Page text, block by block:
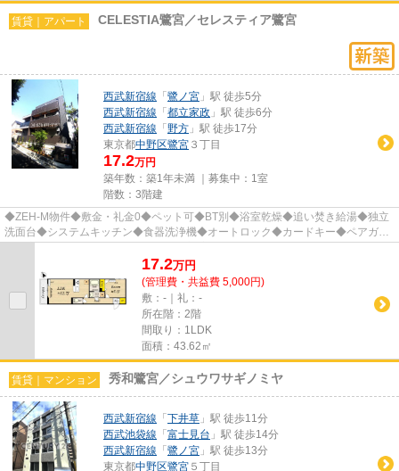
賃貸｜アパート CELESTIA鷺宮／セレスティア鷺宮
西武新宿線 「 鷺ノ宮 」駅 徒歩5分
西武新宿線 「 都立家政 」駅 徒歩6分
西武新宿線 「 野方 」駅 徒歩17分
東京都中野区鷺宮 ３丁目
17.2万円
築年数：築1年未満 ｜募集中： 1室
階数：3階建
◆ZEH-M物件◆敷金・礼金0◆ペット可◆BT別◆浴室乾燥◆追い焚き給湯◆独立
洗面台◆システムキッチン◆食器洗浄機◆オートロック◆カードキー◆ペアガラ
17.2万円
(管理費・共益費 5,000円)
敷：-｜礼：-
所在階：2階
間取り：1LDK
面積：43.62㎡
賃貸｜マンション 秀和鷺宮／シュウワサギノミヤ
西武新宿線 「 下井草 」駅 徒歩11分
西武池袋線 「 富士見台 」駅 徒歩14分
西武新宿線 「 鷺ノ宮 」駅 徒歩13分
東京都中野区鷺宮 ５丁目